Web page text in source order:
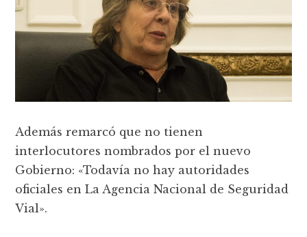
Además remarcó que no tienen
interlocutores nombrados por el nuevo
Gobierno: «Todavía no hay autoridades
oficiales en La Agencia Nacional de Seguridad
Vial».